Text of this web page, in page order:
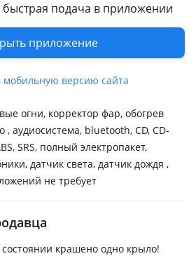
подача в приложении
приложение
мобильную версию сайта
Слева
Да
огни, корректор фар, обогрев
, аудиосистема, bluetooth, CD, CD-
SRS, полный электропакет,
датчик света, датчик дождя ,
не требует
крашено одно крыло!